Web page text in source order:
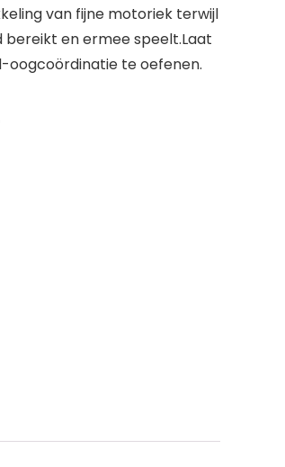
van fijne motoriek terwijl
en ermee speelt.Laat
oogcoördinatie te oefenen.